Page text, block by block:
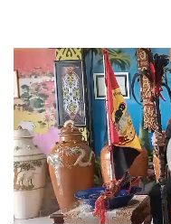
Pemutar
Video